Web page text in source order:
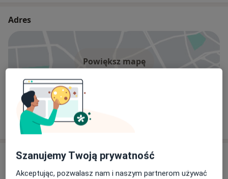
Adres
Powiększ mapę
Almedica
Nawojowska 292, 33-300 Nowy Sącz
Opinie o specjalistach (4)
Szanujemy Twoją prywatność
Akceptując, pozwalasz nam i naszym partnerom używać